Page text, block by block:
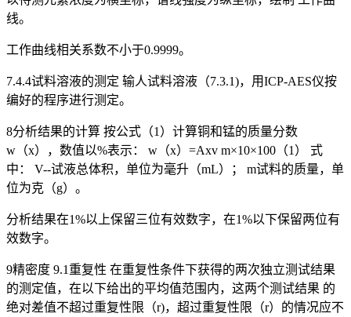
线。
工作曲线相关系数不小于0.9999。
7.4.4试料溶液的测定 输人试料溶液（7.3.1)，用ICP-AES仪按
编好的程序进行测定。
8分析结果的计算 按公式（1）计算铜和锰的质量分数
w（x），数值以%表示： w（x）=Axv m×10×100（1） 式
中： V--试液总体积，单位为毫升（mL）； m试料的质量，单
位为克（g）。
分析结果在1%以上保留三位有效数字，在1%以下保留两位有
效数字。
9精密度 9.1重复性 在重复性条件下获得的两次独立测试结果
的测定值，在以下给出的平均值范围内，这两个测试结果 的
绝对差值不超过重复性限（r)，超过重复性限（r）的情况应不